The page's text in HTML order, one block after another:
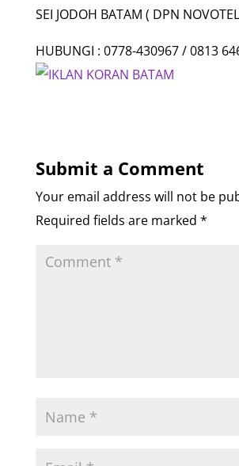
SEI JODOH BATAM ( DPN
HUBUNGI : 0778-430967 / 0813
Submit a Comment
Your email address will not be
Required fields are marked *